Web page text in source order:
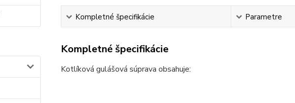
Kompletné špecifikácie Parametre
Kompletné špecifikácie
Kotlíková gulášová súprava obsahuje: